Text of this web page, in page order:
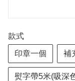
款式
印章一個 補
熨字帶5米(吸深